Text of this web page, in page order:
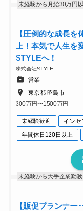
未経験から月給30万円
【圧倒的な成長
上！本気で人生を
STYLEへ！
株式会社STYLE
営業
東京都 昭島市
300万円〜1500万円
未経験歓迎 インセ
年間休日120日以上
未経験から大手企業勤務
【販促プランナー